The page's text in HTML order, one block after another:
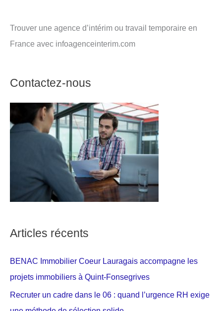
Trouver une agence d’intérim ou travail temporaire en
France avec infoagenceinterim.com
Contactez-nous
Articles récents
BENAC Immobilier Coeur Lauragais accompagne les
projets immobiliers à Quint-Fonsegrives
Recruter un cadre dans le 06 : quand l’urgence RH exige